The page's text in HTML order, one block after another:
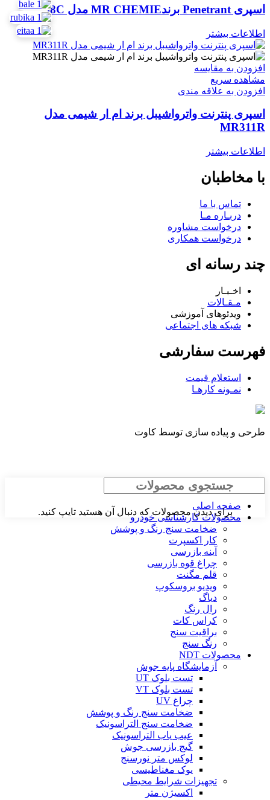
اسپری Penetrant برندMR CHEMIE مدل MR68C
اطلاعات بیشتر
افزودن به مقایسه
مشاهده سریع
افزودن به علاقه مندی
اسپری پنترنت واترواشیبل برند ام ار شیمی مدل
MR311R
اطلاعات بیشتر
با مخاطبان
تماس با ما
دربـاره مـا
درخواست مشاوره
درخواست همکاری
چند رسانه ای
اخـبـار
مـقـالات
ویدئوهای آموزشی
شبکه های اجتماعی
فهرست سفارشی
استعلام قیمت
نمـونه کارهـا
طرحی و پیاده سازی توسط کاوت
برای دیدن محصولات که دنبال آن هستید تایپ کنید.
جستجو
صفحه اصلی
محصولات کارشناسی خودرو
ضخامت سنج رنگ و پوشش
کار اکسپرت
آینه بازرسی
چراغ قوه بازرسی
قلم مگنت
ویدیو بروسکوپ
دیاگ
رال رنگ
کراس کات
براقیت سنج
رنگ سنج
محصولات NDT
آزمایشگاه پایه جوش
تست بلوک UT
تست بلوک VT
چراغ UV
ضخامت سنج رنگ و پوشش
ضخامت سنج التراسونیک
عیب یاب التراسونیک
گیج بازرسی جوش
لوکس متر نورسنج
یوک مغناطیسی
تجهیزات شرایط محیطی
اکسیژن متر